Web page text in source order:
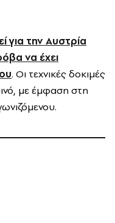
για την Αυστρία
να έχει
. Οι τεχνικές δοκιμές
με έμφαση στη